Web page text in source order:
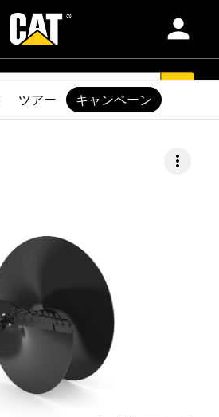
person
more_vert
ツアー キャンペーン